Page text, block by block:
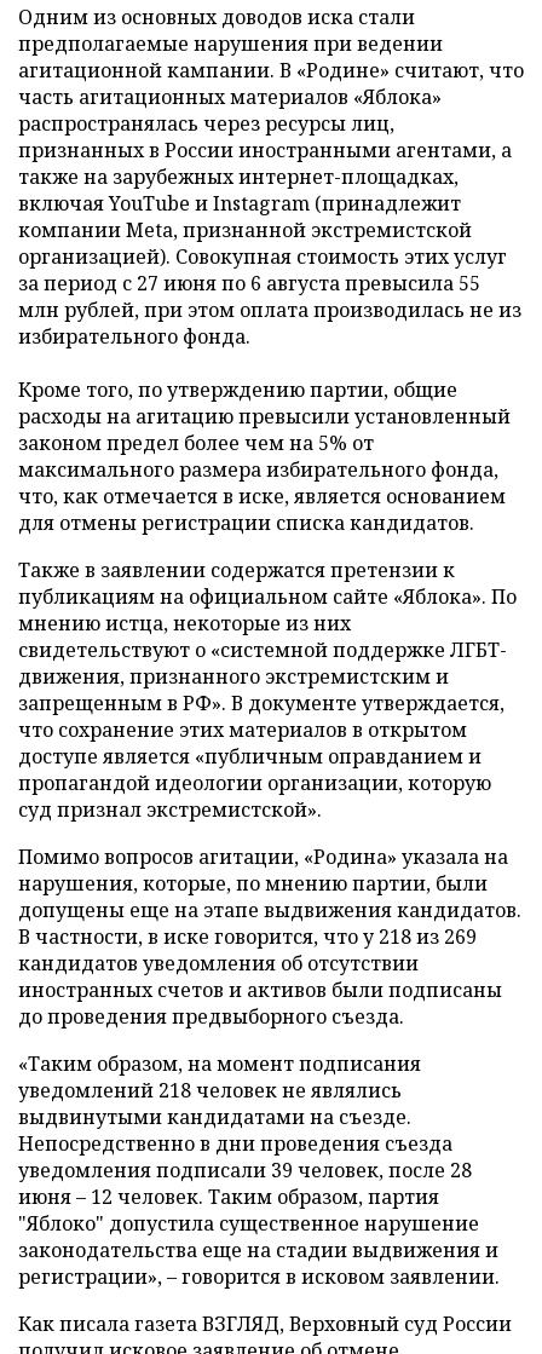
Одним из основных доводов иска стали
предполагаемые нарушения при ведении
агитационной кампании. В «Родине» считают, что
часть агитационных материалов «Яблока»
распространялась через ресурсы лиц,
признанных в России иностранными агентами, а
также на зарубежных интернет-площадках,
включая YouTube и Instagram (принадлежит
компании Meta, признанной экстремистской
организацией). Совокупная стоимость этих услуг
за период с 27 июня по 6 августа превысила 55
млн рублей, при этом оплата производилась не из
избирательного фонда.
Кроме того, по утверждению партии, общие
расходы на агитацию превысили установленный
законом предел более чем на 5% от
максимального размера избирательного фонда,
что, как отмечается в иске, является основанием
для отмены регистрации списка кандидатов.
Также в заявлении содержатся претензии к
публикациям на официальном сайте «Яблока». По
мнению истца, некоторые из них
свидетельствуют о «системной поддержке ЛГБТ-
движения, признанного экстремистским и
запрещенным в РФ». В документе утверждается,
что сохранение этих материалов в открытом
доступе является «публичным оправданием и
пропагандой идеологии организации, которую
суд признал экстремистской».
Помимо вопросов агитации, «Родина» указала на
нарушения, которые, по мнению партии, были
допущены еще на этапе выдвижения кандидатов.
В частности, в иске говорится, что у 218 из 269
кандидатов уведомления об отсутствии
иностранных счетов и активов были подписаны
до проведения предвыборного съезда.
«Таким образом, на момент подписания
уведомлений 218 человек не являлись
выдвинутыми кандидатами на съезде.
Непосредственно в дни проведения съезда
уведомления подписали 39 человек, после 28
июня – 12 человек. Таким образом, партия
"Яблоко" допустила существенное нарушение
законодательства еще на стадии выдвижения и
регистрации», – говорится в исковом заявлении.
Как писала газета ВЗГЛЯД, Верховный суд России